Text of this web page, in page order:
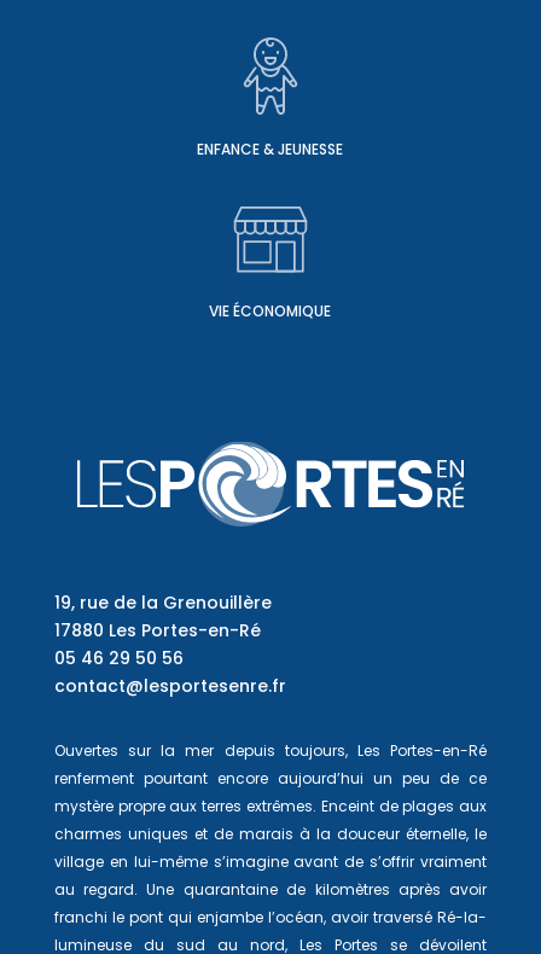
ENFANCE & JEUNESSE
VIE ÉCONOMIQUE
19, rue de la Grenouillère
17880 Les Portes-en-Ré
05 46 29 50 56
contact@lesportesenre.fr
Ouvertes sur la mer depuis toujours, Les Portes-en-Ré
renferment pourtant encore aujourd’hui un peu de ce
mystère propre aux terres extrêmes. Enceint de plages aux
charmes uniques et de marais à la douceur éternelle, le
village en lui-même s’imagine avant de s’offrir vraiment
au regard. Une quarantaine de kilomètres après avoir
franchi le pont qui enjambe l’océan, avoir traversé Ré-la-
lumineuse du sud au nord, Les Portes se dévoilent